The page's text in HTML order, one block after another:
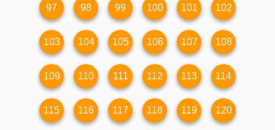
97 98 99 100 101 102
103 104 105 106 107 108
109 110 111 112 113 114
115 116 117 118 119 120